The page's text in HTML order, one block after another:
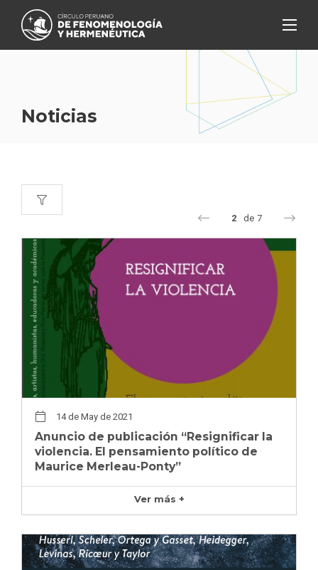
Noticias
2 de 7
14 de May de 2021
Anuncio de publicación “Resignificar la
violencia. El pensamiento político de
Maurice Merleau-Ponty”
Ver más +